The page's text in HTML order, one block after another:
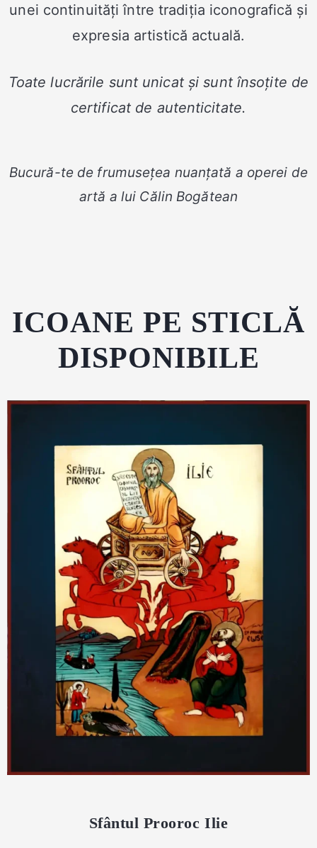
unei continuități între tradiția iconografică și
expresia artistică actuală.
Toate lucrările sunt unicat și sunt însoțite de
certificat de autenticitate.
Bucură-te de frumusețea nuanțată a operei de
artă a lui Călin Bogătean
ICOANE PE STICLĂ
DISPONIBILE
Sfântul Prooroc Ilie